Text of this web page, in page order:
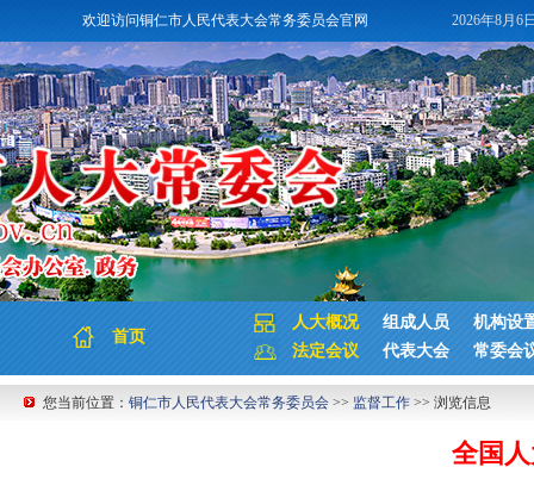
欢迎访问铜仁市人民代表大会常务委员会官网 2026年8月6
首页
人大概况 组成人员
机构设
法定会议
代表大会 常委会
您当前位置： 铜仁市人民代表大会常务委员会 >> 监督工作 >> 浏览信息
全国